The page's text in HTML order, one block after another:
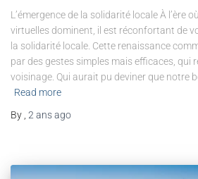
L’émergence de la solidarité locale À l’ère
virtuelles dominent, il est réconfortant de
la solidarité locale. Cette renaissance
par des gestes simples mais efficaces, qui
voisinage. Qui aurait pu deviner que notre
Read more
By 2 ansago